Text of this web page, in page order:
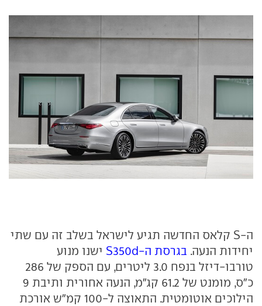
ה-S קלאס החדשה תגיע לישראל בשלב זה עם שתי
יחידות הנעה. בגרסת ה-S350d
ישנו מנוע
טורבו-דיזל בנפח 3.0 ליטרים, עם הספק של 286
כ"ס, מומנט של 61.2 קג"מ, הנעה אחורית ותיבת 9
הילוכים אוטומטית. התאוצה ל-100 קמ"ש אורכת